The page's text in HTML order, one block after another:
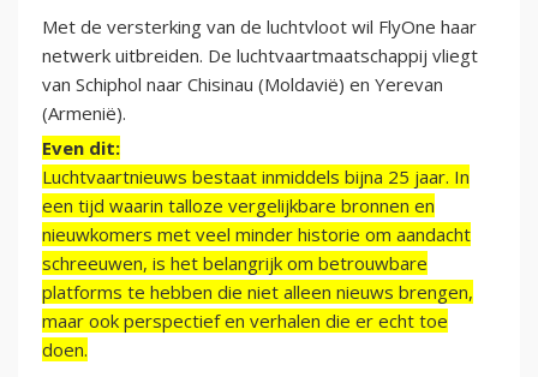
Met de versterking van de luchtvloot wil FlyOne haar
netwerk uitbreiden. De luchtvaartmaatschappij vliegt
van Schiphol naar Chisinau (Moldavië) en Yerevan
(Armenië).
Even dit:
Luchtvaartnieuws bestaat inmiddels bijna 25 jaar. In
een tijd waarin talloze vergelijkbare bronnen en
nieuwkomers met veel minder historie om aandacht
schreeuwen, is het belangrijk om betrouwbare
platforms te hebben die niet alleen nieuws brengen,
maar ook perspectief en verhalen die er echt toe
doen.